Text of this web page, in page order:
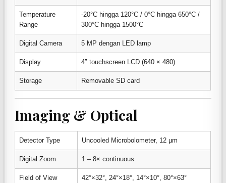
Temperature
Range
-20°C hingga 120°C / 0°C hingga 650°C /
300°C hingga 1500°C
Digital Camera 5 MP dengan LED lamp
Display 4″ touchscreen LCD (640 × 480)
Storage Removable SD card
Imaging & Optical
Detector Type Uncooled Microbolometer, 12 µm
Digital Zoom 1 – 8× continuous
Field of View
42°×32°, 24°×18°, 14°×10°, 80°×63°